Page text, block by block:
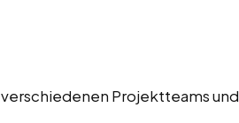
Projektteams und